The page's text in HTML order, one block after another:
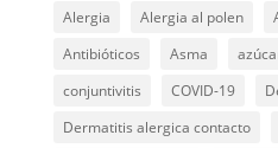
Alergia
Alergia al polen
Antibióticos
Asma
conjuntivitis
COVID-19
Dermatitis alergica contacto